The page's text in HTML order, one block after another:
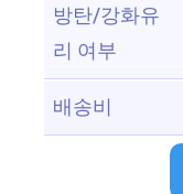
방탄/강화유
리 여부
배송비